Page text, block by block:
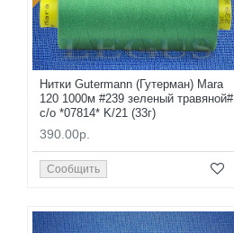
Нитки Gutermann (Гутерман) Mara
120 1000м #239 зеленый травяной#
с/о *07814* K/21 (33г)
390.00р.
Сообщить